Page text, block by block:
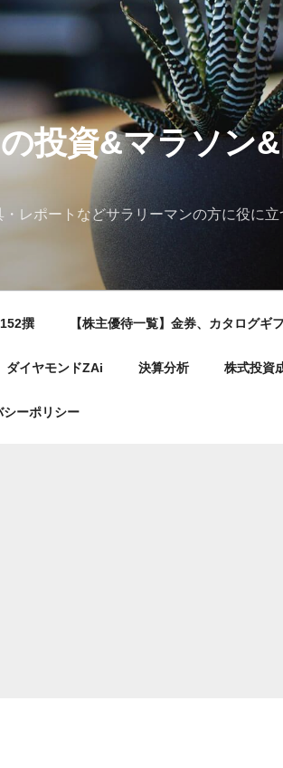
投資&マラソン
レポートなどサラリーマンの方に役に
撰 【株主優待一覧】金券、カタログギ
ダイヤモンドZAi 決算分析 株式投資
シーポリシー